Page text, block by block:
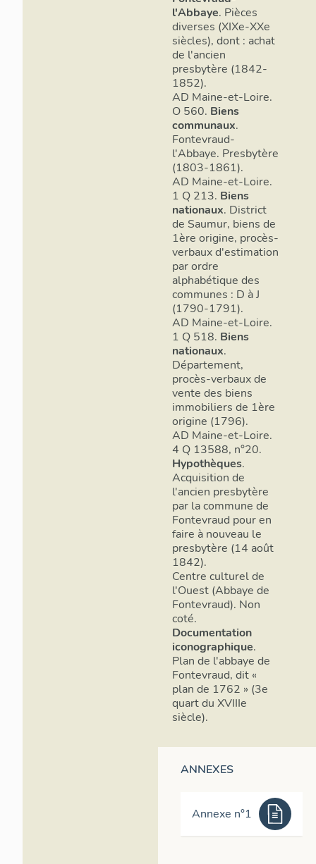
l'Abbaye. Pièces
diverses (XIXe-XXe
siècles), dont : achat
de l'ancien
presbytère (1842-
1852).
AD Maine-et-Loire.
O 560. Biens
communaux.
Fontevraud-
l'Abbaye. Presbytère
(1803-1861).
AD Maine-et-Loire.
1 Q 213. Biens
nationaux. District
de Saumur, biens de
1ère origine, procès-
verbaux d'estimation
par ordre
alphabétique des
communes : D à J
(1790-1791).
AD Maine-et-Loire.
1 Q 518. Biens
nationaux.
Département,
procès-verbaux de
vente des biens
immobiliers de 1ère
origine (1796).
AD Maine-et-Loire.
4 Q 13588, n°20.
Hypothèques.
Acquisition de
l'ancien presbytère
par la commune de
Fontevraud pour en
faire à nouveau le
presbytère (14 août
1842).
Centre culturel de
l'Ouest (Abbaye de
Fontevraud). Non
coté.
Documentation
iconographique.
Plan de l'abbaye de
Fontevraud, dit «
plan de 1762 » (3e
quart du XVIIIe
siècle).
ANNEXES
Annexe n°1